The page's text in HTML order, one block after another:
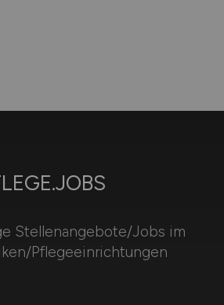
Stellenangebote/Jobs im
Pflegeeinrichtungen